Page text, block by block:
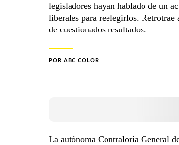
legisladores hayan hablado de un
liberales para reelegirlos. Retrotrae
de cuestionados resultados.
POR ABC COLOR
La autónoma Contraloría General